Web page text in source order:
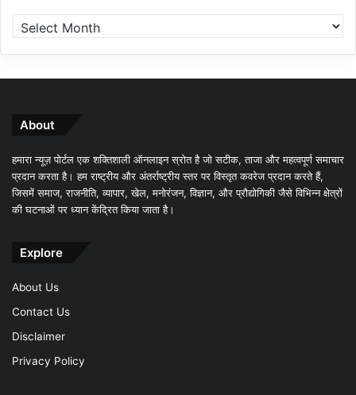
About
हमारा न्यूज़ पोर्टल एक शक्तिशाली ऑनलाइन स्रोत है जो सटीक, ताजा और महत्वपूर्ण समाचार
प्रदान करता है। हम राष्ट्रीय और अंतर्राष्ट्रीय स्तर पर विस्तृत कवरेज प्रदान करते हैं,
जिसमें समाज, राजनीति, व्यापार, खेल, मनोरंजन, विज्ञान, और प्रौद्योगिकी जैसे विभिन्न क्षेत्रों
की घटनाओं पर ध्यान केंद्रित किया जाता है।
Explore
About Us
Contact Us
Disclaimer
Privacy Policy